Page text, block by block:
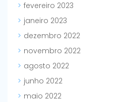
fevereiro 2023
janeiro 2023
dezembro 2022
novembro 2022
agosto 2022
junho 2022
maio 2022